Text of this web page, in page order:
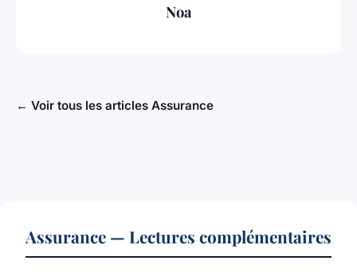
Noa
← Voir tous les articles Assurance
Assurance — Lectures complémentaires